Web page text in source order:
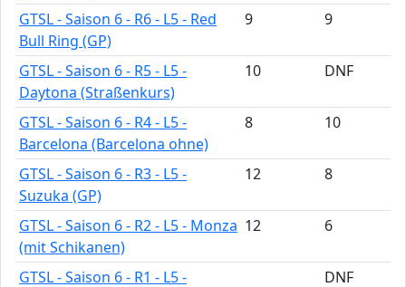
GTSL - Saison 6 - R6 - L5 - Red
Bull Ring (GP)
9 9
GTSL - Saison 6 - R5 - L5 -
Daytona (Straßenkurs)
10 DNF
GTSL - Saison 6 - R4 - L5 -
Barcelona (Barcelona ohne)
8 10
GTSL - Saison 6 - R3 - L5 -
Suzuka (GP)
12 8
GTSL - Saison 6 - R2 - L5 - Monza
(mit Schikanen)
12 6
GTSL - Saison 6 - R1 - L5 -
DNF